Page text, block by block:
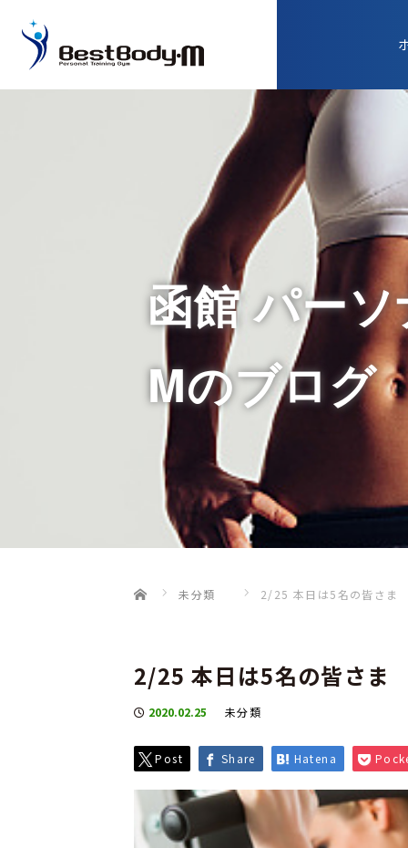
函館 パー
Mのブログ
Home 未分類 2/25 本日は5名の皆さま
2/25 本日は5名の皆さま
2020.02.25 未分類
Post Share Hatena